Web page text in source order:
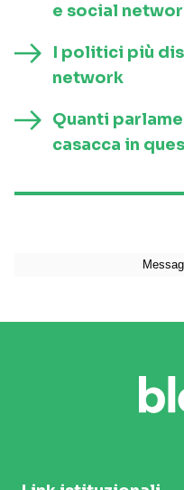
e social
I politici più
network
Quanti
casacca in